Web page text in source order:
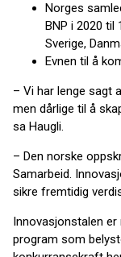
Norges
BNP i 2020 til
Sverige,
Evnen til å
– Vi har lenge sagt
men dårlige til å
sa Haugli.
– Den norske
Samarbeid.
sikre fremtidig
Innovasjonstalen er
program som